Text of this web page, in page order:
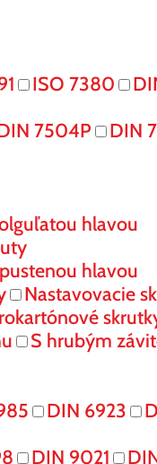
ISO 7380
7504P DIN
hlavou
hlavou
Nastavovacie
S hrubým
DIN 6923
DIN 9021